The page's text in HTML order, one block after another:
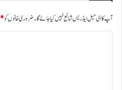
آپ کا ای میل ایڈریس شائع نہیں کیا جائے گا۔ضروری خانوں کو*